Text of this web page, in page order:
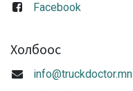
Facebook
Холбоос
info@truckdoctor.mn